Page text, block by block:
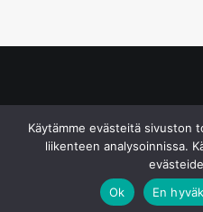
Käytämme evästeitä sivuston
liikenteen analysoinnissa.
Ok
En